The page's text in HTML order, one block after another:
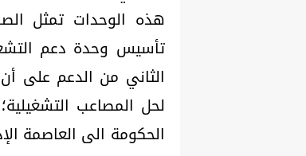
هذه الوحدات تمثل
تأسيس وحدة دعم
الثاني من الدعم على
لحل المصاعب
الحكومة الى العاصمة